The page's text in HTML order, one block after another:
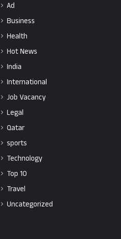
Ad
Business
Health
Hot News
India
International
Job Vacancy
Legal
Qatar
sports
Technology
Top 10
Travel
Uncategorized